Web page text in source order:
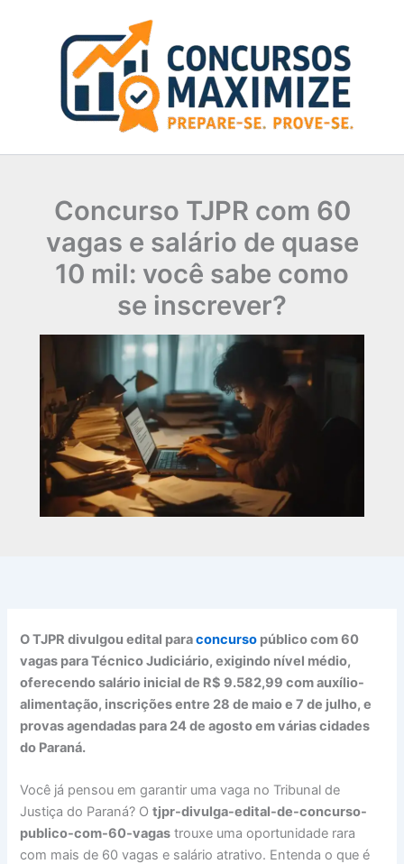
Concurso TJPR com 60
vagas e salário de quase
10 mil: você sabe como
se inscrever?
O TJPR divulgou edital paraconcurso público com 60
vagas para Técnico Judiciário, exigindo nível médio,
oferecendo salário inicial de R$ 9.582,99 com auxílio-
alimentação, inscrições entre 28 de maio e 7 de julho, e
provas agendadas para 24 de agosto em várias cidades
do Paraná.
Você já pensou em garantir uma vaga no Tribunal de
Justiça do Paraná? Otjpr-divulga-edital-de-concurso-
publico-com-60-vagas trouxe uma oportunidade rara
com mais de 60 vagas e salário atrativo. Entenda o que é